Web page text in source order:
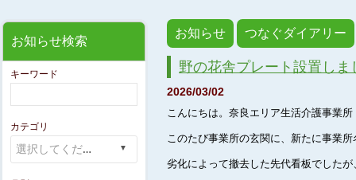
お知らせ検索
キーワード
カテゴリ
お知らせ つなぐダイアリー
野の花舎プレート設置しま
2026/03/02
こんにちは。奈良エリア生活介護事業
このたび事業所の玄関に、新たに事業
劣化によって撤去した先代看板でした